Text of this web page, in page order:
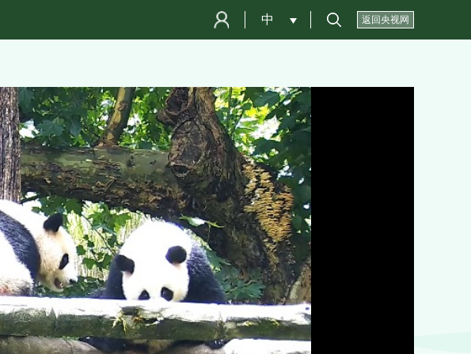
返回央视网
中